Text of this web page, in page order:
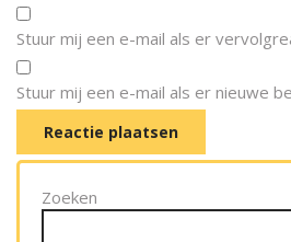
Stuur mij een e-mail als er
Stuur mij een e-mail als er nieuwe
Zoeken